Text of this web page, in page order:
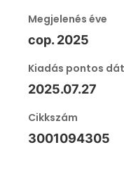
Megjelenés éve
cop. 2025
Kiadás pontos
2025.07.27
Cikkszám
3001094305